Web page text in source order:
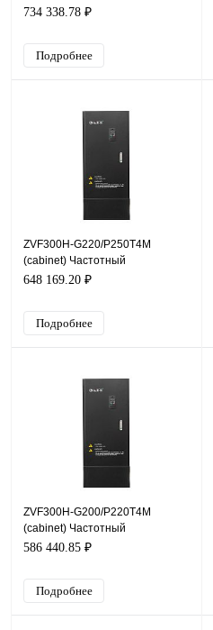
преобразователь ZVF300H,
734 338.78 ₽
Подробнее
ZVF300H-G220/P250T4M
(cabinet) Частотный
преобразователь ZVF300H,
648 169.20 ₽
Подробнее
ZVF300H-G200/P220T4M
(cabinet) Частотный
преобразователь ZVF300H,
586 440.85 ₽
Подробнее